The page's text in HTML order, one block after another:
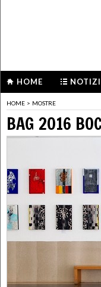
HOME
HOME > MOSTRE
BAG 2016